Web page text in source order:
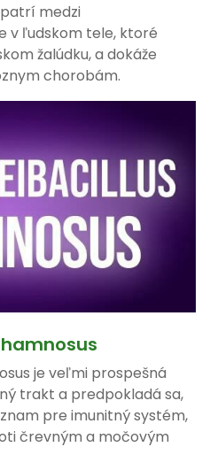
medzi
v ľudskom tele, ktoré
žalúdku, a dokáže
chorobám.
je veľmi prospešná
trakt a predpokladá sa,
pre imunitný systém,
črevným a močovým